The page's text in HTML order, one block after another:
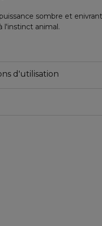
sombre et
l'instinct animal.
d'un oriental épicé.
pour un homme à la
d'utilisation